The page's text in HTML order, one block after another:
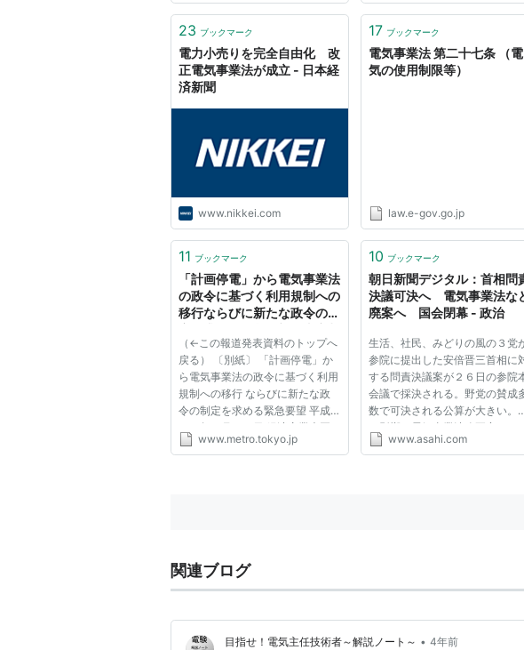
者 1-(2) 制限期間・時間帯 1-
キ...
23 ブックマーク
電力小売りを完全自由化 改
正電気事業法が成立 - 日本経
済新聞
www.nikkei.com
17 ブックマーク
電気事業法 第二十七条 （電
気の使用制限等）
law.e-gov.go.jp
11 ブックマーク
「計画停電」から電気事業法
の政令に基づく利用規制への
移行ならびに新たな政令の制
（←この報道発表資料のトップへ
戻る） 〔別紙〕 「計画停電」か
ら電気事業法の政令に基づく利用
規制への移行 ならびに新たな政
令の制定を求める緊急要望 平成
２３年３月１８日 経済産業大臣
海江田万里殿 東京都知事 石原慎
www.metro.tokyo.jp
10 ブックマーク
朝日新聞デジタル：首相問
決議可決へ 電気事業法な
廃案へ 国会閉幕 - 政治
生活、社民、みどりの風の３党
参院に提出した安倍晋三首相に
する問責決議案が２６日の参院
会議で採決される。野党の賛成
数で可決される公算が大きい。
の影響で電気事業法改正案などの
重要法案は廃案になる。第１８３
www.asahi.com
関連ブログ
目指せ！電気主任技術者～解説ノート～ • 4年前